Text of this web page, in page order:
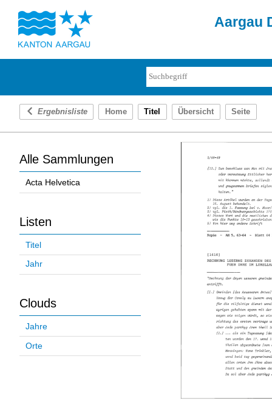
Aargau
Ergebnisliste Home Titel Übersicht Seite
Alle Sammlungen
Acta Helvetica
Listen
Titel
Jahr
Clouds
Jahre
Orte